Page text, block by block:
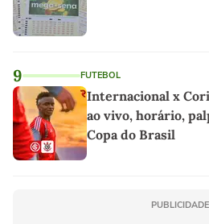
9 FUTEBOL
Internacional x
ao vivo, horário,
Copa do Brasil
PUBLICIDADE